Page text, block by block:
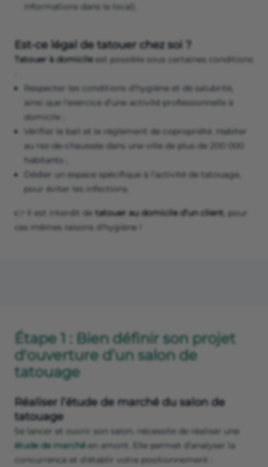
informations dans le local).
Est-ce légal de tatouer chez soi ?
Tatouer à domicileest possible sous certaines conditions
Respecter les conditions d’hygiène et de salubrité,
ainsi que l'exercice d’une activité professionnelle à
domicile ;
Vérifier le bail et le règlement de copropriété. Habiter
au rez-de-chaussée dans une ville de plus de 200 000
habitants ;
Dédier un espace spécifique à l’activité de tatouage,
pour éviter les infections.
👉 Il est interdit de tatouer au domicile d’un client , pour
ces mêmes raisons d’hygiène !
Étape 1 : Bien définir son projet
d'ouverture d’un salon de
tatouage
Réaliser l’étude de marché du salon de
tatouage
Se lancer et ouvrir son salon, nécessite de réaliser une
étude de marchéen amont. Elle permet d’analyser la
concurrence et d’établir votre positionnement :